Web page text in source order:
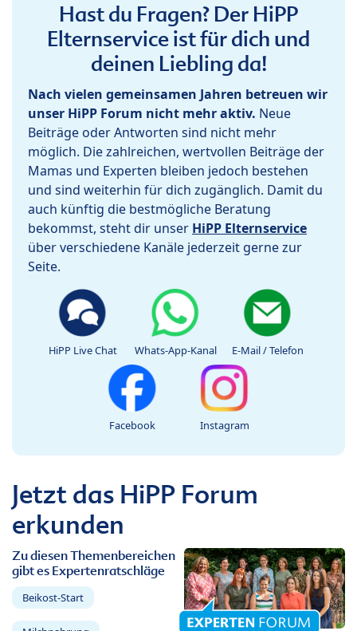
Hast du Fragen? Der HiPP
Elternservice ist für dich und
deinen Liebling da!
Nach vielen gemeinsamen Jahren betreuen wir
unser HiPP Forum nicht mehr aktiv. Neue
Beiträge oder Antworten sind nicht mehr
möglich. Die zahlreichen, wertvollen Beiträge der
Mamas und Experten bleiben jedoch bestehen
und sind weiterhin für dich zugänglich. Damit du
auch künftig die bestmögliche Beratung
bekommst, steht dir unser HiPP Elternservice
über verschiedene Kanäle jederzeit gerne zur
Seite.
HiPP Live Chat Whats-App-Kanal E-Mail / Telefon
Facebook Instagram
Jetzt das HiPP Forum
erkunden
Zu diesen Themenbereichen
gibt es Expertenratschläge
Beikost-Start